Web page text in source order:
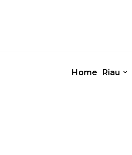
Home Riau